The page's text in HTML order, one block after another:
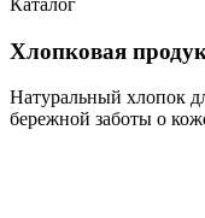
Хлопковая
Натуральный хлопок
бережной заботы о